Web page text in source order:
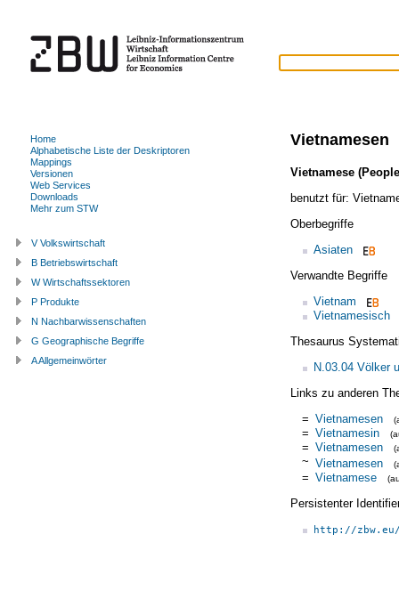
Vietnamesen
Vietnamese
benutzt für:
Oberbegriffe
Asiaten
Verwandte Begriffe
Vietnam
Vietnamesisch
Thesaurus
N.03.04 Völker
Links zu anderen
= Vietnamesen
= Vietnamesin
= Vietnamesen
~ Vietnamesen
= Vietnamese
Persistenter
http://
Home
Alphabetische Liste der Deskriptoren
Mappings
Versionen
Web Services
Downloads
Mehr zum STW
V Volkswirtschaft
B Betriebswirtschaft
W Wirtschaftssektoren
P Produkte
N Nachbarwissenschaften
G Geographische Begriffe
A Allgemeinwörter